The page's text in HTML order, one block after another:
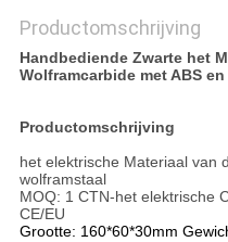
Productomschrijving
Handbediende Zwarte het
Wolframcarbide met ABS
Productomschrijving
het elektrische Materiaal van
wolframstaal
MOQ: 1 CTN-het elektrische
CE/EU
Grootte: 160*60*30mm